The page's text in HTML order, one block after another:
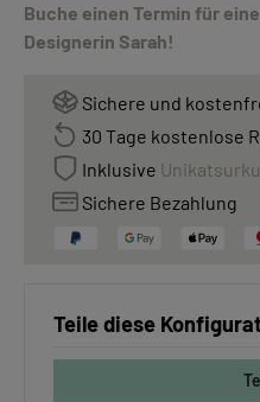
Buche einen Termin für
Designerin Sarah!
Sichere und
30 Tage kostenlose
Inklusive
Sichere Bezahlung
Teile diese